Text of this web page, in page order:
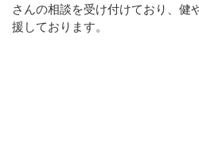
さんの相談を受け付けており、健
援しております。